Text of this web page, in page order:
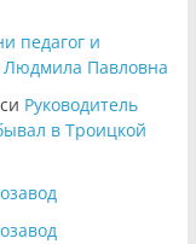
педагог и
Людмила Павловна
Руководитель
в Троицкой